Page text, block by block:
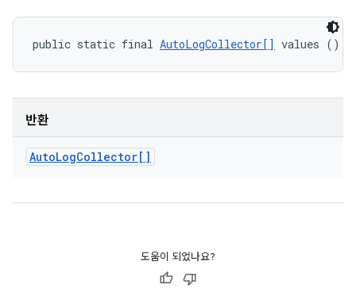
public static final AutoLogCollector[] values ()
반환
AutoLogCollector[]
도움이 되었나요?